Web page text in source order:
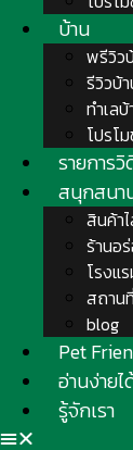
บ้าน
พรีวิว
รีวิวบ้
ทำเลบ้
โปรโ
รายการวิ
สนุกสนา
สินค้า
ร้านอ
โรงแ
สถาน
blog
Pet
อ่านง่ายไ
รู้จักเรา